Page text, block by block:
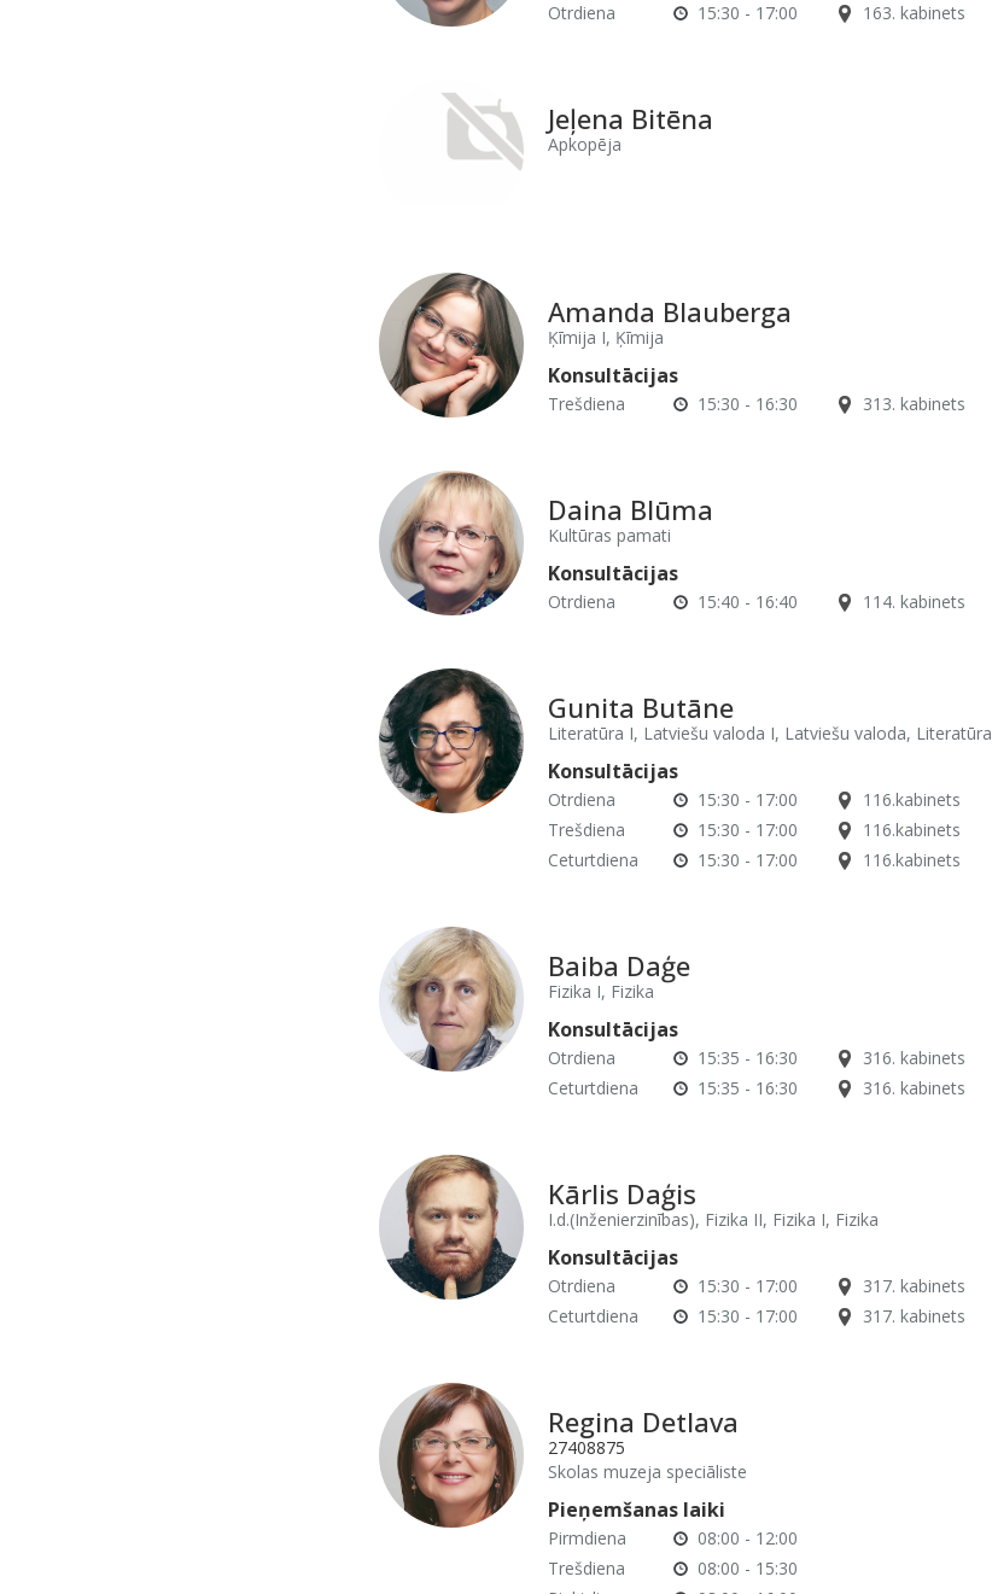
Otrdiena 15:30 - 17:00 163. kabinets
Jeļena Bitēna
Apkopēja
Amanda Blauberga
Ķīmija I, Ķīmija
Konsultācijas
Trešdiena 15:30 - 16:30 313. kabinets
Daina Blūma
Kultūras pamati
Konsultācijas
Otrdiena 15:40 - 16:40 114. kabinets
Gunita Butāne
Literatūra I, Latviešu valoda I, Latviešu valoda, Literatūra
Konsultācijas
Otrdiena 15:30 - 17:00
116.kabinets
Trešdiena
15:30 - 17:00
116.kabinets
Ceturtdiena
15:30 - 17:00 116.kabinets
Baiba Daģe
Fizika I, Fizika
Konsultācijas
Otrdiena 15:35 - 16:30
316. kabinets
Ceturtdiena
15:35 - 16:30 316. kabinets
Kārlis Daģis
I.d.(Inženierzinības), Fizika II, Fizika I, Fizika
Konsultācijas
Otrdiena 15:30 - 17:00
317. kabinets
Ceturtdiena
15:30 - 17:00 317. kabinets
Regina Detlava
27408875
Skolas muzeja speciāliste
Pieņemšanas laiki
Pirmdiena
08:00 - 12:00
Trešdiena
08:00 - 15:30